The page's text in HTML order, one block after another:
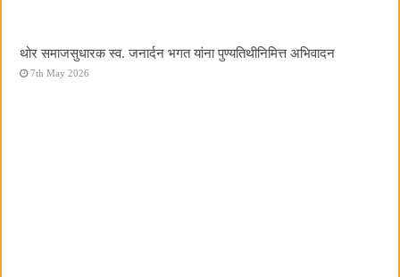
थोर समाजसुधारक स्व. जनार्दन भगत यांना पुण्यतिथीनिमित्त अभिवादन
7th May 2026